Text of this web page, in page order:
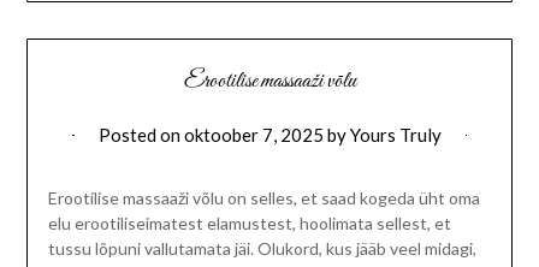
Erootilise massaaži võlu
Posted onoktoober 7, 2025 byYours Truly
Erootilise massaaži võlu on selles, et saad kogeda üht oma
elu erootiliseimatest elamustest, hoolimata sellest, et
tussu lõpuni vallutamata jäi. Olukord, kus jääb veel midagi,